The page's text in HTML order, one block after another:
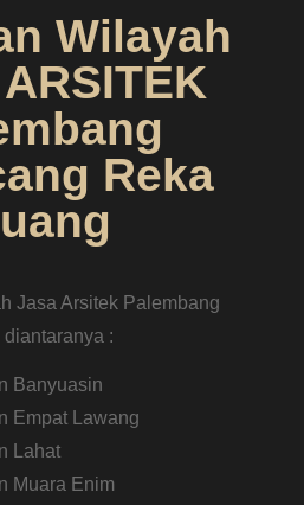
Wilayah
Reka
Jasa Arsitek Palembang
:
Banyuasin
Empat Lawang
Lahat
Muara Enim